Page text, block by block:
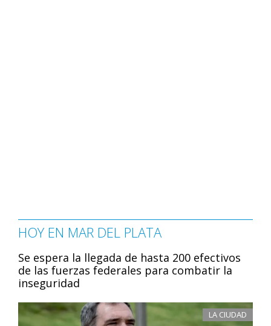
HOY EN MAR DEL PLATA
Se espera la llegada de hasta 200 efectivos
de las fuerzas federales para combatir la
inseguridad
LA CIUDAD